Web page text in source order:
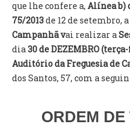
DOCUMENTOS
ATAS E DOCUMENTOS DA
EDITAIS
RELATÓRIO E CONTAS
que lhe confere a, Alínea b)
75/2013de 12 de setembro, a
Campanhã vai realizar a
dia30 de DEZEMBRO
Auditório da Freguesia de
dos Santos, 57, com a
ORDEM